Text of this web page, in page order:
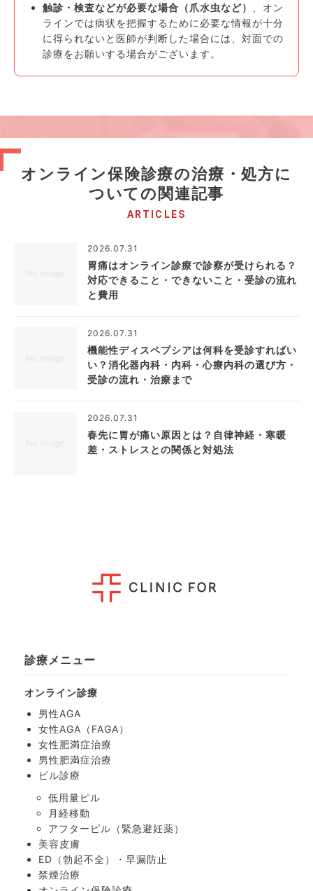
触診・検査などが必要な場合（爪水虫など）
、オン
ラインでは病状を把握するために必要な情報が十分
に得られないと医師が判断した場合には、対面での
診療をお願いする場合がございます。
オンライン保険診療の治療・処方に
ついての関連記事
ARTICLES
2026.07.31
胃痛はオンライン診療で診察が受けられる？
対応できること・できないこと・受診の流れ
と費用
2026.07.31
機能性ディスペプシアは何科を受診すればい
い？消化器内科・内科・心療内科の選び方・
受診の流れ・治療まで
2026.07.31
春先に胃が痛い原因とは？自律神経・寒暖
差・ストレスとの関係と対処法
診療メニュー
オンライン診療
男性AGA
女性AGA（FAGA）
女性肥満症治療
男性肥満症治療
ピル診療
低用量ピル
月経移動
アフターピル （緊急避妊薬）
美容皮膚
ED（勃起不全）・ 早漏防止
禁煙治療